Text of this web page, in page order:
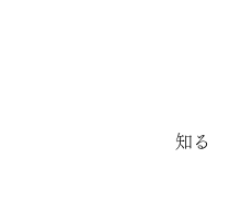
知る